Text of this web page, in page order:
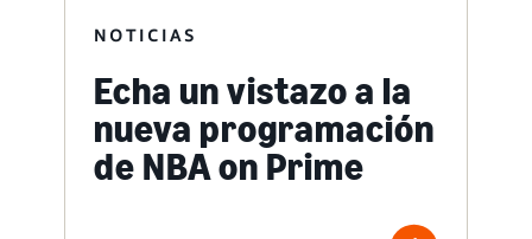
NOTICIAS
Echa un vistazo a la
nueva programación
de NBA on Prime